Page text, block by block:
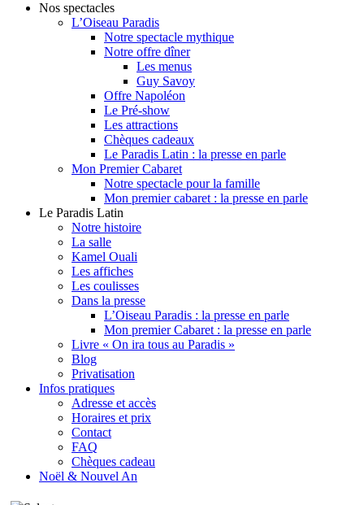
Nos spectacles
L’Oiseau Paradis
Notre spectacle mythique
Notre offre dîner
Les menus
Guy Savoy
Offre Napoléon
Le Pré-show
Les attractions
Chèques cadeaux
Le Paradis Latin : la presse en parle
Mon Premier Cabaret
Notre spectacle pour la famille
Mon premier cabaret : la presse en parle
Le Paradis Latin
Notre histoire
La salle
Kamel Ouali
Les affiches
Les coulisses
Dans la presse
L’Oiseau Paradis : la presse en parle
Mon premier Cabaret : la presse en parle
Livre « On ira tous au Paradis »
Blog
Privatisation
Infos pratiques
Adresse et accès
Horaires et prix
Contact
FAQ
Chèques cadeau
Noël & Nouvel An